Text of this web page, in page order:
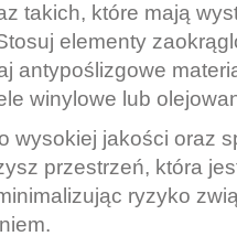
takich, które mają
elementy
antypoślizgowe
winylowe lub
wysokiej jakości oraz
przestrzeń, która
ryzyko